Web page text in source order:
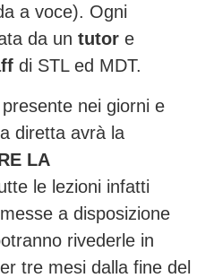
a voce). Ogni
da un tutor e
di STL ed MDT.
nei giorni e
diretta avrà la
LA
le lezioni infatti
a disposizione
rivederle in
tre mesi dalla fine del